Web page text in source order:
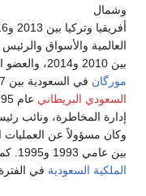
وشمال
أفريقيا وتركيا بين 2013 و2016،
العالمية والأسواق
بين 2010 و2014، والعضو المنتدب والرئيس التنفيذي لفرع
مورگان في السعودية بين 2007 و2010. انضم التويجري إلى
السعودي البريطاني
إدارة المخاطرة، ونائب
وكان مسؤولاً عن العمليات
بين عامي 1993 و1995. كما كان طياراً حربياً في
الملكية السعودية في الفترة 1988-1993.